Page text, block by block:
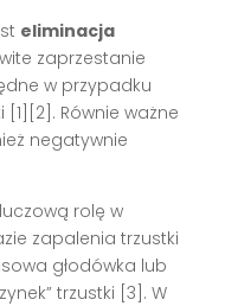
eliminacja
zaprzestanie
w przypadku
Równie ważne
negatywnie
rolę w
zapalenia trzustki
głodówka lub
trzustki [3]. W